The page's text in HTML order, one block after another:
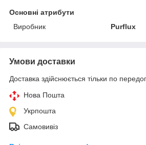
Основні атрибути
Виробник
Purflux
Умови доставки
Доставка здійснюється тільки по
Нова Пошта
Укрпошта
Самовивіз